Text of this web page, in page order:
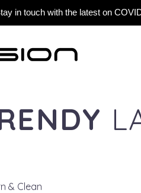
in touch with the latest on
& Clean